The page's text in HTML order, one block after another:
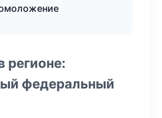
регионе:
федеральный